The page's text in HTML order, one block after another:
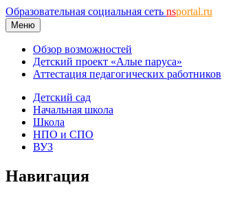
Образовательная социальная сеть nsportal.ru
Меню
Обзор возможностей
Детский проект «Алые паруса»
Аттестация педагогических работников
Детский сад
Начальная школа
Школа
НПО и СПО
ВУЗ
Навигация